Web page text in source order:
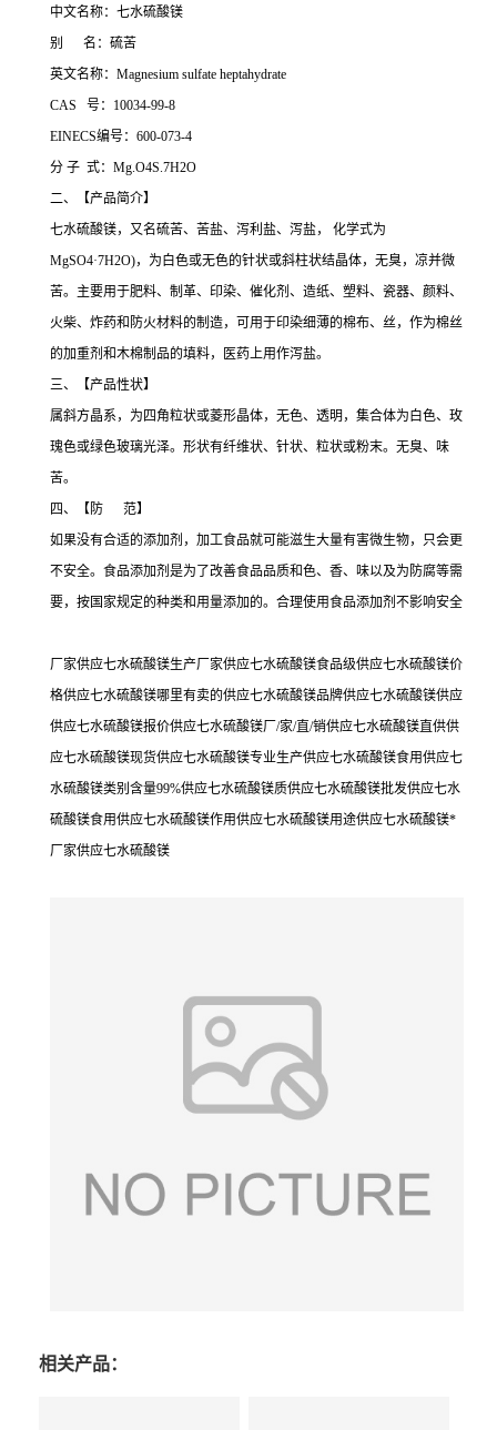
中文名称：七水硫酸镁
别 名：硫苦
英文名称：Magnesium sulfate heptahydrate
CAS 号：10034-99-8
EINECS编号：600-073-4
分 子 式：Mg.O4S.7H2O
二、【产品简介】
七水硫酸镁，又名硫苦、苦盐、泻利盐、泻盐， 化学式为
MgSO4·7H2O)，为白色或无色的针状或斜柱状结晶体，无臭，凉并微
苦。主要用于肥料、制革、印染、催化剂、造纸、塑料、瓷器、颜料、
火柴、炸药和防火材料的制造，可用于印染细薄的棉布、丝，作为棉丝
的加重剂和木棉制品的填料，医药上用作泻盐。
三、【产品性状】
属斜方晶系，为四角粒状或菱形晶体，无色、透明，集合体为白色、玫
瑰色或绿色玻璃光泽。形状有纤维状、针状、粒状或粉末。无臭、味
苦。
四、【防 范】
如果没有合适的添加剂，加工食品就可能滋生大量有害微生物，只会更
不安全。食品添加剂是为了改善食品品质和色、香、味以及为防腐等需
要，按国家规定的种类和用量添加的。合理使用食品添加剂不影响安全
厂家供应七水硫酸镁生产厂家供应七水硫酸镁食品级供应七水硫酸镁价
格供应七水硫酸镁哪里有卖的供应七水硫酸镁品牌供应七水硫酸镁供应
供应七水硫酸镁报价供应七水硫酸镁厂/家/直/销供应七水硫酸镁直供供
应七水硫酸镁现货供应七水硫酸镁专业生产供应七水硫酸镁食用供应七
水硫酸镁类别含量99%供应七水硫酸镁质供应七水硫酸镁批发供应七水
硫酸镁食用供应七水硫酸镁作用供应七水硫酸镁用途供应七水硫酸镁*
厂家供应七水硫酸镁
相关产品：